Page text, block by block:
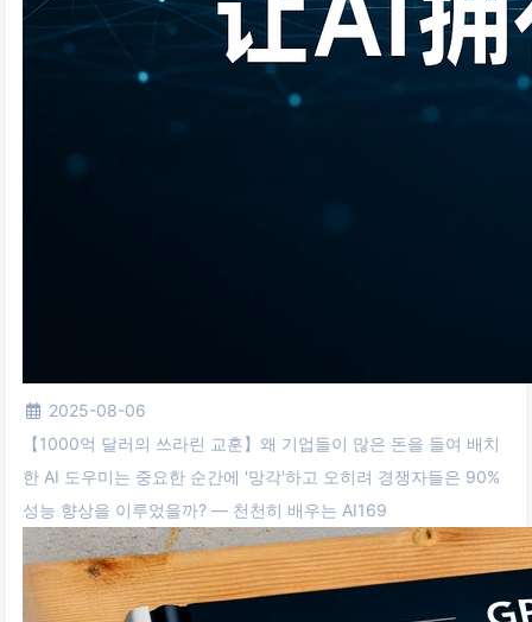
2025-08-06
【1000억 달러의 쓰라린 교훈】왜 기업들이 많은 돈을 들여 배치
한 AI 도우미는 중요한 순간에 '망각'하고 오히려 경쟁자들은 90%
성능 향상을 이루었을까? — 천천히 배우는 AI169